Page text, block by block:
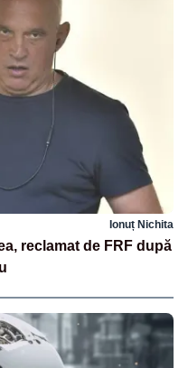
Ionuț Nichita
reclamat de FRF după